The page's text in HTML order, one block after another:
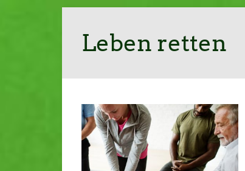
Leben retten